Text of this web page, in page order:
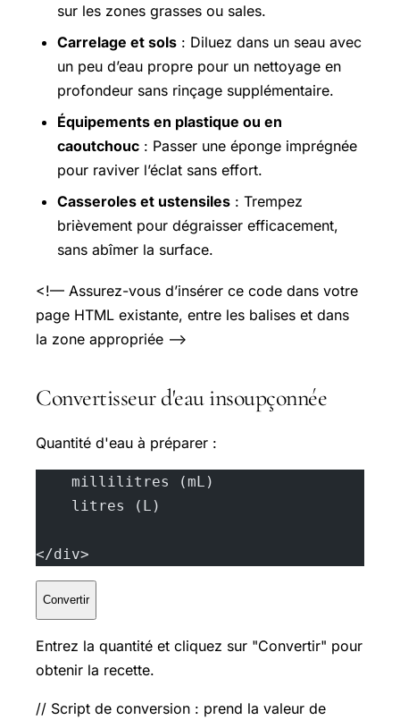
sur les zones grasses ou sales.
Carrelage et sols : Diluez dans un seau avec
un peu d’eau propre pour un nettoyage en
profondeur sans rinçage supplémentaire.
Équipements en plastique ou en
caoutchouc : Passer une éponge imprégnée
pour raviver l’éclat sans effort.
Casseroles et ustensiles : Trempez
brièvement pour dégraisser efficacement,
sans abîmer la surface.
<!— Assurez-vous d’insérer ce code dans votre
page HTML existante, entre les balises et dans
la zone appropriée —>
Convertisseur d'eau insoupçonnée
Quantité d'eau à préparer :
    millilitres (mL)
    litres (L)
</div>
Convertir
Entrez la quantité et cliquez sur "Convertir" pour
obtenir la recette.
// Script de conversion : prend la valeur de